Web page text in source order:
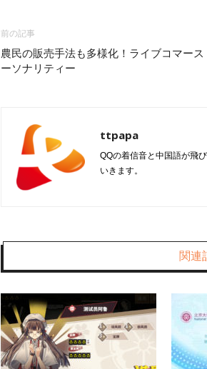
前の記事
農民の販売手法も多様化！ライブコマース
ーソナリティー
ttpapa
QQの着信音と中国語が飛
いきます。
関連